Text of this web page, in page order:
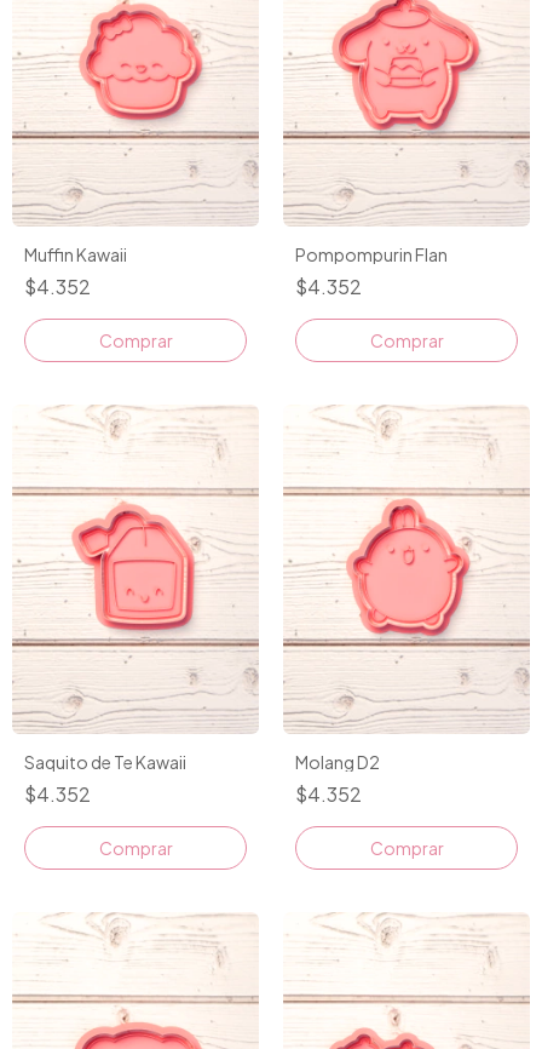
Muffin Kawaii
$4.352
Comprar
Pompompurin Flan
$4.352
Comprar
Saquito de Te Kawaii
$4.352
Comprar
Molang D2
$4.352
Comprar